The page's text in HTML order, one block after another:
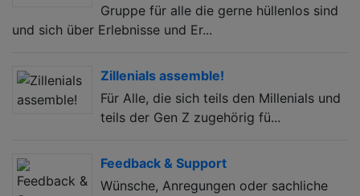
Gruppe für alle die gerne hüllenlos sind
und sich über Erlebnisse und Er...
Zillenials assemble!
Für Alle, die sich teils den Millenials und
teils der Gen Z zugehörig fü...
Feedback & Support
Wünsche, Anregungen oder sachliche